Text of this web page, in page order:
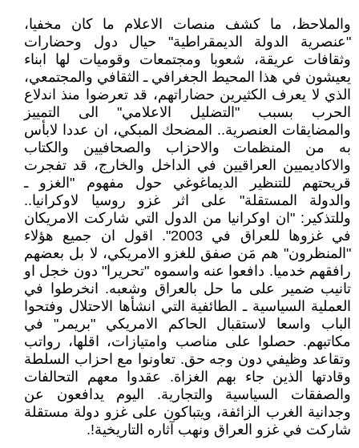
والملاحظ، ما كشف منصات الاعلام ما كان مخفيا،
"عنصرية الدولة الديمقراطية" حيال دول وحضارات
وثقافات عريقة، شعوبا ومجتمعات وقوميات لها ابناء
يعيشون في هذا المحيط الجغرافي ـ الثقافي والمجتمعي،
الذي لا يعرف الكثيرين حضاراتهم، قد تعرضوا منذ اندلاع
الحرب بسبب "التضليل الاعلامي" الى التمييز
والمضايقات العنصرية.. المضحك المبكي، ان عددا لابأس
به من المنظمات والاحزاب والصحافيين والكتاب
والاكاديميين العراقيين في الداخل والخارج، قد تفجرت
قريحتهم للتنظير الديماغوغي حول مفهوم "الغزو ـ
والدولة المستقلة" على اثر غزو روسيا لاوكرانيا..
وللتذكير: "ان اوكرانيا من الدول التي شاركت الامريكان
في غزوها للعراق في 2003". اقول ان جميع هؤلاء
"المنظرون" هم مَن صفق للغزو الامريكي، لا بل بعضهم
رافقهم خدميا. دافعوا عنه واسموه "تحريرا" دون خجل او
تانيب ضمير على ما حل بالعراق وشعبه. انخرطوا في
العملية السياسية ـ الطائفية التي انشأها الاحتلال وفتحوا
الباب واسعا لاستقبال الحاكم الامريكي "بريمر" في
مكاتبهم. حصلوا على مناصب وامتيازات، اقلها، رواتب
وتقاعد وظيفي دون وجه حق. تعاونوا مع احزاب السلطة
وقادتها الذين جاء بهم الغزاة. عقدوا معهم التحالفات
والصفقات السياسية والتجارية. اليوم يدافعون عن
وجدانية الغرب الزائفة، ويتباكون على غزو دولة مستقلة
شاركت في غزو العراق ونهب آثاره التاريخية!.